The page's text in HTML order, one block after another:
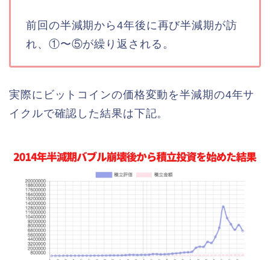
前回の半減期から4年後に再び半減期が訪
れ、①〜⑤が繰り返される。
実際にビットコインの価格変動を半減期の4年サ
イクルで確認した結果は下記。